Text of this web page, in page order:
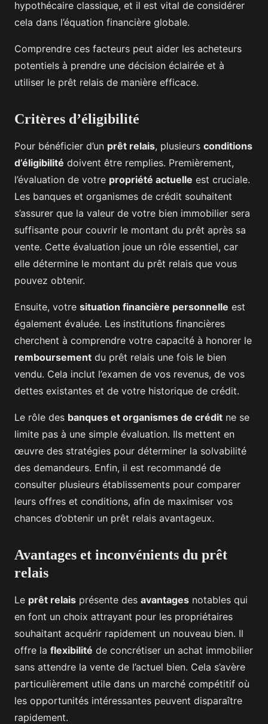
hypothécaire classique, et il est vital de considérer
cela dans l’équation financière globale.
Comprendre ces facteurs peut aider les acheteurs
potentiels à prendre une décision éclairée et à
utiliser le prêt relais de manière efficace.
Critères d’éligibilité
Pour bénéficier d’un prêt relais, plusieurs conditions
d’éligibilité doivent être remplies. Premièrement,
l’évaluation de votre propriété actuelle est cruciale.
Les banques et organismes de crédit souhaitent
s’assurer que la valeur de votre bien immobilier sera
suffisante pour couvrir le montant du prêt après sa
vente. Cette évaluation joue un rôle essentiel, car
elle détermine le montant du prêt relais que vous
pouvez obtenir.
Ensuite, votre situation financière personnelle est
également évaluée. Les institutions financières
cherchent à comprendre votre capacité à honorer le
remboursement du prêt relais une fois le bien
vendu. Cela inclut l’examen de vos revenus, de vos
dettes existantes et de votre historique de crédit.
Le rôle des banques et organismes de crédit ne se
limite pas à une simple évaluation. Ils mettent en
œuvre des stratégies pour déterminer la solvabilité
des demandeurs. Enfin, il est recommandé de
consulter plusieurs établissements pour comparer
leurs offres et conditions, afin de maximiser vos
chances d’obtenir un prêt relais avantageux.
Avantages et inconvénients du prêt
relais
Le prêt relais présente des avantages notables qui
en font un choix attrayant pour les propriétaires
souhaitant acquérir rapidement un nouveau bien. Il
offre la flexibilité de concrétiser un achat immobilier
sans attendre la vente de l’actuel bien. Cela s’avère
particulièrement utile dans un marché compétitif où
les opportunités intéressantes peuvent disparaître
rapidement.